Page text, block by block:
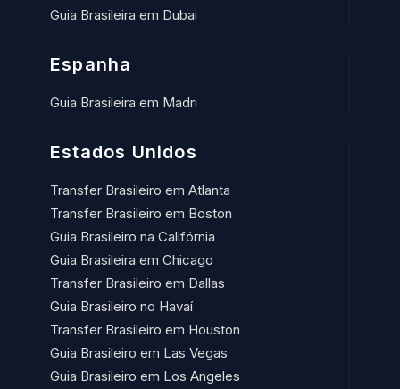
Guia Brasileira em Dubai
Espanha
Guia Brasileira em Madri
Estados Unidos
Transfer Brasileiro em Atlanta
Transfer Brasileiro em Boston
Guia Brasileiro na Califórnia
Guia Brasileira em Chicago
Transfer Brasileiro em Dallas
Guia Brasileiro no Havaí​
Transfer Brasileiro em Houston
Guia Brasileiro em Las Vegas
Guia Brasileiro em Los Angeles